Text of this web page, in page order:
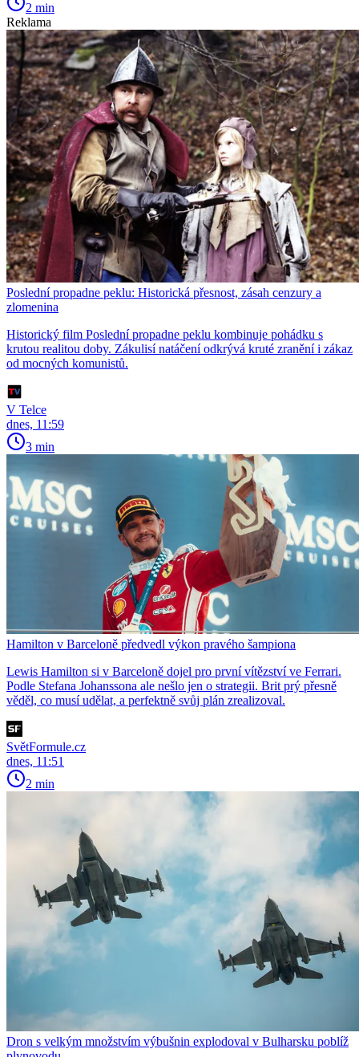
2 min
Reklama
Poslední propadne peklu: Historická přesnost, zásah cenzury a
zlomenina
Historický film Poslední propadne peklu kombinuje pohádku s
krutou realitou doby. Zákulisí natáčení odkrývá kruté zranění i zákaz
od mocných komunistů.
V Telce
dnes, 11:59
3 min
Hamilton v Barceloně předvedl výkon pravého šampiona
Lewis Hamilton si v Barceloně dojel pro první vítězství ve Ferrari.
Podle Stefana Johanssona ale nešlo jen o strategii. Brit prý přesně
věděl, co musí udělat, a perfektně svůj plán zrealizoval.
SvětFormule.cz
dnes, 11:51
2 min
Dron s velkým množstvím výbušnin explodoval v Bulharsku poblíž